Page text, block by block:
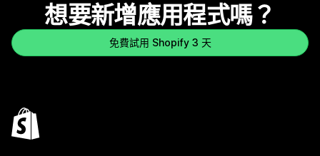
想要新增應用程式嗎？
免費試用 Shopify 3 天